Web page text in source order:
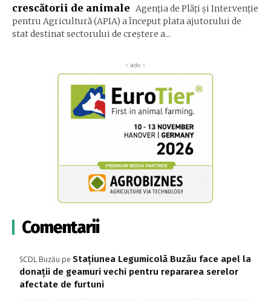
crescătorii de animale Agenția de Plăți și Intervenție
pentru Agricultură (APIA) a început plata ajutorului de
stat destinat sectorului de creștere a...
‹ adv ›
Comentarii
SCDL Buzău pe Stațiunea Legumicolă Buzău face apel la
donații de geamuri vechi pentru repararea serelor
afectate de furtuni